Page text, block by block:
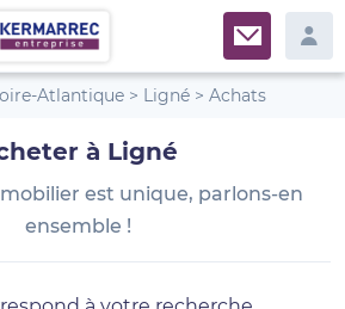
Atlantique > Ligné > Achats
à Ligné
est unique, parlons-en
ensemble !